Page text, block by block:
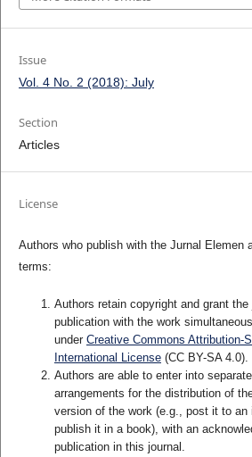
Issue
Vol. 4 No. 2 (2018): July
Section
Articles
License
Authors who publish with the Jurnal Elemen
terms:
Authors retain copyright and grant
publication with the work
under Creative Commons Attribution-
International License(CC BY-SA 4.0).
Authors are able to enter into
arrangements for the distribution of
version of the work (e.g., post it to an
publish it in a book), with an
publication in this journal.